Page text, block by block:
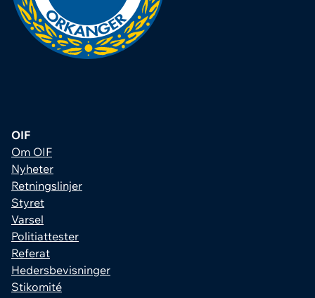
OIF
Om OIF
Nyheter
Retningslinjer
Styret
Varsel
Politiattester
Referat
Hedersbevisninger
Stikomité